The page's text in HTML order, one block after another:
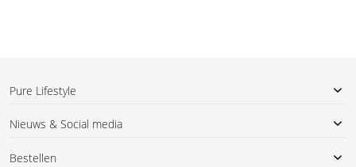
Pure Lifestyle
Nieuws & Social media
Bestellen